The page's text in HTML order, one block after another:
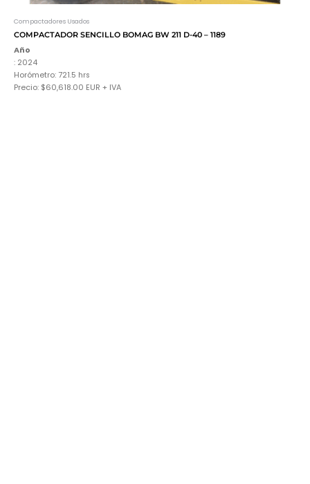
Compactadores Usados
COMPACTADOR SENCILLO BOMAG BW 211 D-40 – 1189
Año
: 2024
Horómetro: 721.5 hrs
Precio: $60,618.00 EUR + IVA